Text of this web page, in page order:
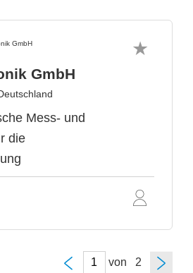
GmbH
Mess- und
die
von